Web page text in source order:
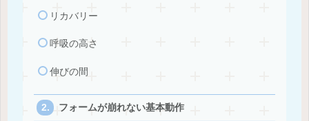
リカバリー
呼吸の高さ
伸びの間
フォームが崩れない基本動作